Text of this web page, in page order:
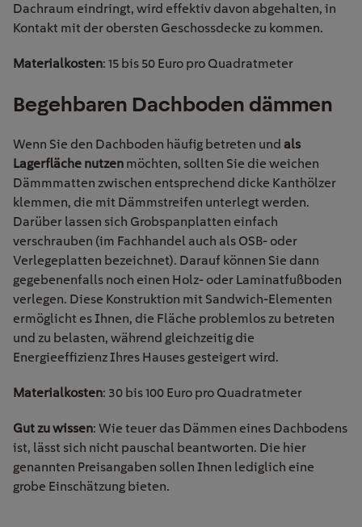
Dachraum eindringt, wird effektiv davon abgehalten, in
Kontakt mit der obersten Geschossdecke zu kommen.
Materialkosten: 15 bis 50 Euro pro Quadratmeter
Begehbaren Dachboden dämmen
Wenn Sie den Dachboden häufig betreten und als
Lagerfläche nutzen möchten, sollten Sie die weichen
Dämmmatten zwischen entsprechend dicke Kanthölzer
klemmen, die mit Dämmstreifen unterlegt werden.
Darüber lassen sich Grobspanplatten einfach
verschrauben (im Fachhandel auch als OSB- oder
Verlegeplatten bezeichnet). Darauf können Sie dann
gegebenenfalls noch einen Holz- oder Laminatfußboden
verlegen. Diese Konstruktion mit Sandwich-Elementen
ermöglicht es Ihnen, die Fläche problemlos zu betreten
und zu belasten, während gleichzeitig die
Energieeffizienz Ihres Hauses gesteigert wird.
Materialkosten: 30 bis 100 Euro pro Quadratmeter
Gut zu wissen: Wie teuer das Dämmen eines Dachbodens
ist, lässt sich nicht pauschal beantworten. Die hier
genannten Preisangaben sollen Ihnen lediglich eine
grobe Einschätzung bieten.